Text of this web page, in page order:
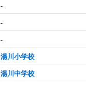
-
-
-
湯川小学校
湯川中学校